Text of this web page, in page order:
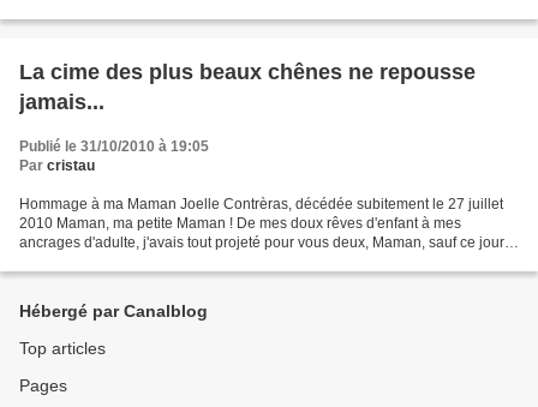
La cime des plus beaux chênes ne repousse
jamais...
Publié le 31/10/2010 à 19:05
Par cristau
Hommage à ma Maman Joelle Contrèras, décédée subitement le 27 juillet
2010 Maman, ma petite Maman ! De mes doux rêves d'enfant à mes
ancrages d'adulte, j'avais tout projeté pour vous deux, Maman, sauf ce jour
Hébergé par Canalblog
Top articles
Pages